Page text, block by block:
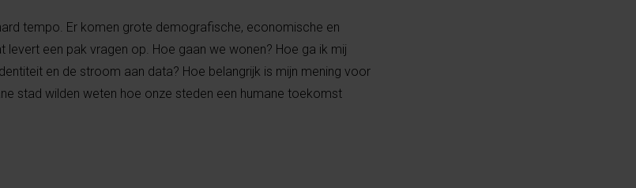
tempo. Er komen grote demografische, economische en
een pak vragen op. Hoe gaan we wonen? Hoe ga ik mij
en de stroom aan data? Hoe belangrijk is mijn mening voor
stad wilden weten hoe onze steden een humane toekomst